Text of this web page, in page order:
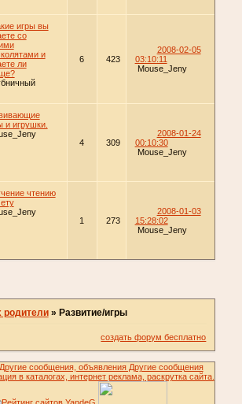
игры вы
со
и
ли
6 423
2008-02-05
03:10:11
Mouse_Jeny
и игрушки.
4
309
2008-01-24
00:10:30
Mouse_Jeny
чтению
1
273
2008-01-03
15:28:02
Mouse_Jeny
родители » Развитие/игры
создать форум бесплатно
сообщения, объявления Другие сообщения
в каталогах, интернет реклама, раскрутка сайта.